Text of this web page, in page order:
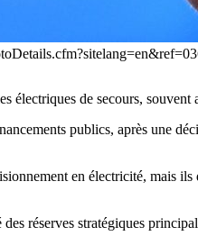
électriques de secours, souvent
publics, après une
en électricité, mais
réserves stratégiques